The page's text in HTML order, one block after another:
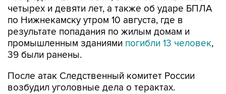
четырех и девяти лет, а также об ударе БПЛА
по Нижнекамску утром 10 августа, где в
результате попадания по жилым домам и
промышленным зданиями погибли 13 человек,
39 были ранены.
После атак Следственный комитет России
возбудил уголовные дела о терактах.